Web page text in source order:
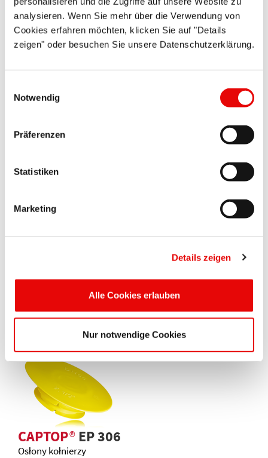
analysieren. Wenn Sie mehr über die Verwendung von
Cookies erfahren möchten, klicken Sie auf "Details
zeigen" oder besuchen Sie unsere Datenschutzerklärung.
Notwendig
Präferenzen
Statistiken
Marketing
Details zeigen
Alle Cookies erlauben
Nur notwendige Cookies
CAPTOP®EP 250
Osłony krawędzi rur
Osłony kołnierzy
EP 505
Nasadki nakręcane z uszczelką
CAPTOP®EP 306
Osłony kołnierzy